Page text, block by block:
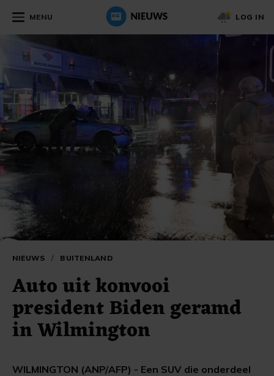
MENU LOG IN
NIEUWS / BUITENLAND
Auto uit konvooi
president Biden geramd
in Wilmington
WILMINGTON (ANP/AFP) - Een SUV die onderdeel